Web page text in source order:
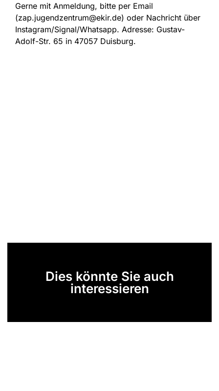
Gerne mit Anmeldung, bitte per Email
(zap.jugendzentrum@ekir.de) oder Nachricht über
Instagram/Signal/Whatsapp. Adresse: Gustav-
Adolf-Str. 65 in 47057 Duisburg.
Dies könnte Sie auch
interessieren